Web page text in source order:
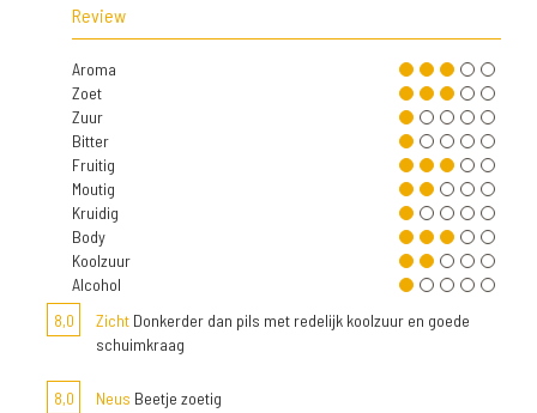
Review
Aroma
Zoet
Zuur
Bitter
Fruitig
Moutig
Kruidig
Body
Koolzuur
Alcohol
8,0
Zicht Donkerder dan pils met redelijk koolzuur en goede
schuimkraag
8,0 Neus Beetje zoetig